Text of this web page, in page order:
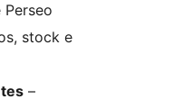
stock e
–